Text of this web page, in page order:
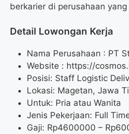
berkarier di perusahaan
Detail Lowongan Kerja
Nama Perusahaan : PT
Website : https://
Posisi: Staff Logistic
Lokasi: Magetan, Jawa
Untuk: Pria atau Wanita
Jenis Pekerjaan: Full
Gaji: Rp4600000 – Rp